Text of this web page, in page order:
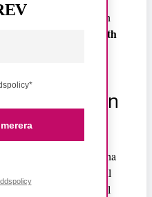
Linda Romanus
kan
chefsjurist
Elisabeth
att risk för nya
övergreppen
under våren 2013
Trots att flera andra
med Lindberg ha
dömdes ingen annan till
varav två dömdes till